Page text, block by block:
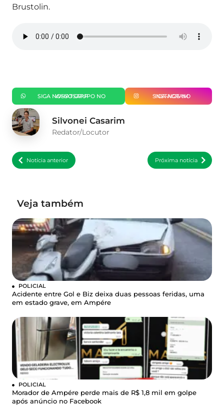
Brustolin.
SIGA NOSSO GRUPO NO WHATSAPP SIGA-NOS NO INSTAGRAM
Silvonei Casarim
Redator/Locutor
Notícia anterior Próxima notícia
Veja também
POLICIAL
Acidente entre Gol e Biz deixa duas pessoas feridas, uma
em estado grave, em Ampére
POLICIAL
Morador de Ampére perde mais de R$ 1,8 mil em golpe
após anúncio no Facebook